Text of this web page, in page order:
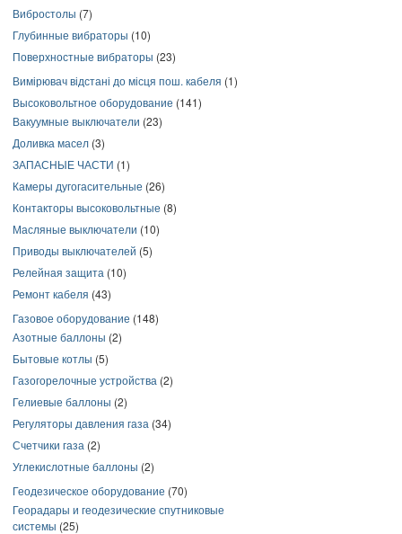
Вибростолы (7)
Глубинные вибраторы (10)
Поверхностные вибраторы (23)
Вимірювач відстані до місця пош. кабеля (1)
Высоковольтное оборудование (141)
Вакуумные выключатели (23)
Доливка масел (3)
ЗАПАСНЫЕ ЧАСТИ (1)
Камеры дугогасительные (26)
Контакторы высоковольтные (8)
Масляные выключатели (10)
Приводы выключателей (5)
Релейная защита (10)
Ремонт кабеля (43)
Газовое оборудование (148)
Азотные баллоны (2)
Бытовые котлы (5)
Газогорелочные устройства (2)
Гелиевые баллоны (2)
Регуляторы давления газа (34)
Счетчики газа (2)
Углекислотные баллоны (2)
Геодезическое оборудование (70)
Георадары и геодезические спутниковые
системы (25)